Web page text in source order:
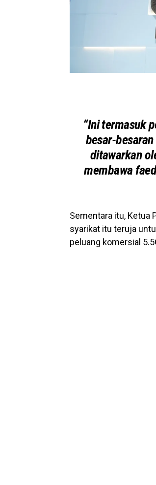
“Ini termasuk
besar-
ditawarkan
membawa
Sementara itu, Ketua
syarikat itu teruja
peluang komersial